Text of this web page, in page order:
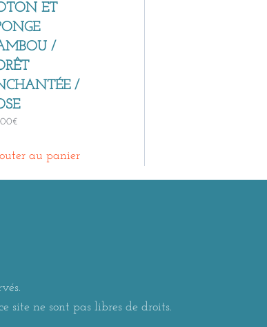
ET
/
/
€
au panier
site ne sont pas libres de droits.